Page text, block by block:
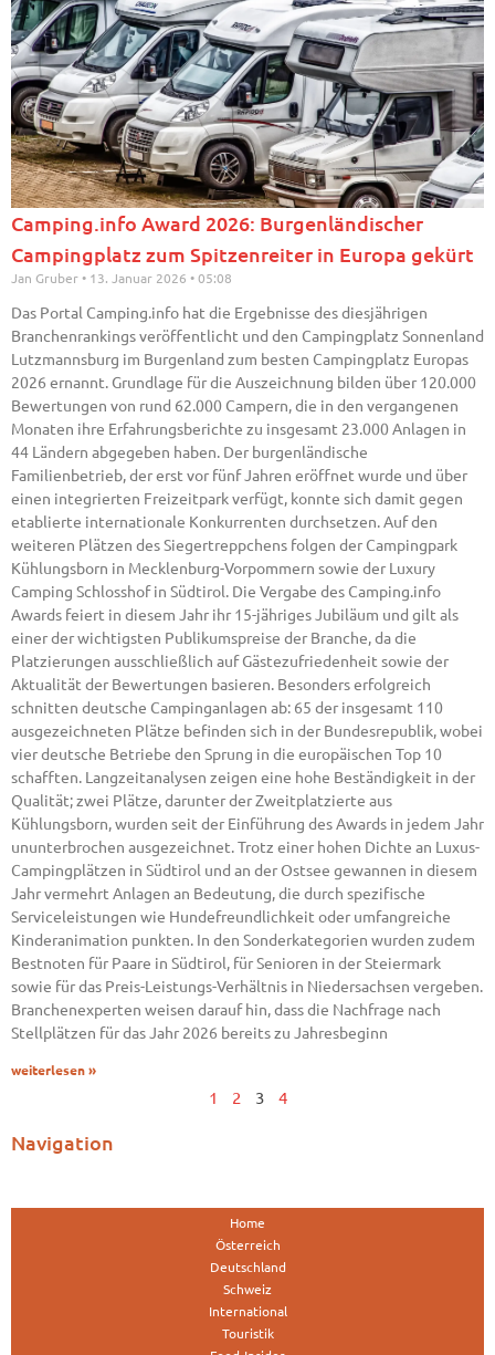
Camping.info Award 2026: Burgenländischer
Campingplatz zum Spitzenreiter in Europa gekürt
Jan Gruber 13. Januar 2026 05:08
Das Portal Camping.info hat die Ergebnisse des diesjährigen
Branchenrankings veröffentlicht und den Campingplatz Sonnenland
Lutzmannsburg im Burgenland zum besten Campingplatz Europas
2026 ernannt. Grundlage für die Auszeichnung bilden über 120.000
Bewertungen von rund 62.000 Campern, die in den vergangenen
Monaten ihre Erfahrungsberichte zu insgesamt 23.000 Anlagen in
44 Ländern abgegeben haben. Der burgenländische
Familienbetrieb, der erst vor fünf Jahren eröffnet wurde und über
einen integrierten Freizeitpark verfügt, konnte sich damit gegen
etablierte internationale Konkurrenten durchsetzen. Auf den
weiteren Plätzen des Siegertreppchens folgen der Campingpark
Kühlungsborn in Mecklenburg-Vorpommern sowie der Luxury
Camping Schlosshof in Südtirol. Die Vergabe des Camping.info
Awards feiert in diesem Jahr ihr 15-jähriges Jubiläum und gilt als
einer der wichtigsten Publikumspreise der Branche, da die
Platzierungen ausschließlich auf Gästezufriedenheit sowie der
Aktualität der Bewertungen basieren. Besonders erfolgreich
schnitten deutsche Campinganlagen ab: 65 der insgesamt 110
ausgezeichneten Plätze befinden sich in der Bundesrepublik, wobei
vier deutsche Betriebe den Sprung in die europäischen Top 10
schafften. Langzeitanalysen zeigen eine hohe Beständigkeit in der
Qualität; zwei Plätze, darunter der Zweitplatzierte aus
Kühlungsborn, wurden seit der Einführung des Awards in jedem Jahr
ununterbrochen ausgezeichnet. Trotz einer hohen Dichte an Luxus-
Campingplätzen in Südtirol und an der Ostsee gewannen in diesem
Jahr vermehrt Anlagen an Bedeutung, die durch spezifische
Serviceleistungen wie Hundefreundlichkeit oder umfangreiche
Kinderanimation punkten. In den Sonderkategorien wurden zudem
Bestnoten für Paare in Südtirol, für Senioren in der Steiermark
sowie für das Preis-Leistungs-Verhältnis in Niedersachsen vergeben.
Branchenexperten weisen darauf hin, dass die Nachfrage nach
Stellplätzen für das Jahr 2026 bereits zu Jahresbeginn
weiterlesen »
1 2 3 4
Navigation
Home
Österreich
Deutschland
Schweiz
International
Touristik